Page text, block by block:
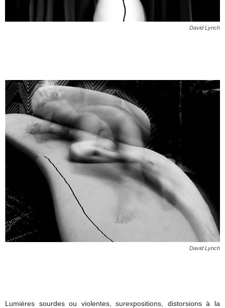
David Lynch
David Lynch
Lumières sourdes ou violentes, surexpositions, distorsions à la